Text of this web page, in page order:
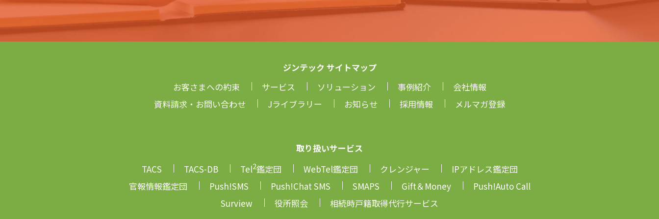
ジンテック サイトマップ
お客さまへの約束
サービス ソリューション 事例紹介
会社情報
資料請求・お問い合わせ
Jライブラリー お知らせ 採用情報 メルマガ登録
取り扱いサービス
TACS
TACS-DB Tel2鑑定団 WebTel鑑定団 クレンジャー
IPアドレス鑑定団
官報情報鑑定団
Push!SMS Push!Chat SMS SMAPS Gift＆Money
Push!Auto Call
Surview
役所照会 相続時戸籍取得代行サービス